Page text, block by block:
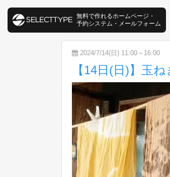
2024/7/14(日) 11:00～16:00
【14日(日)】玉
無料で作れるホームページ・
予約システム・メールフォーム